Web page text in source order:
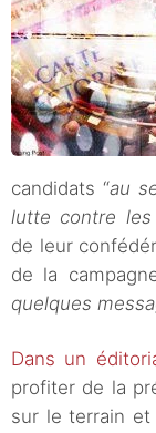
candidats “au
lutte contre les
de leur
de la
quelques
Dans un
profiter de la
sur le terrain et